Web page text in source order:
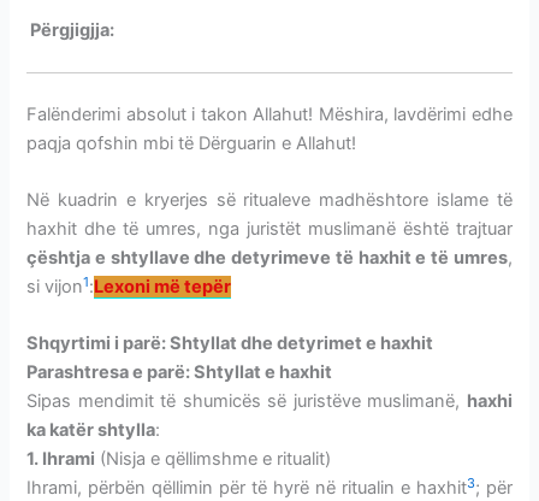
Përgjigjja:
Falënderimi absolut i takon Allahut! Mëshira, lavdërimi edhe
paqja qofshin mbi të Dërguarin e Allahut!
Në kuadrin e kryerjes së ritualeve madhështore islame të
haxhit dhe të umres, nga juristët muslimanë është trajtuar
çështja e shtyllave dhe detyrimeve të haxhit e të umres,
si vijon1:Lexoni më tepër
Shqyrtimi i parë: Shtyllat dhe detyrimet e haxhit
Parashtresa e parë: Shtyllat e haxhit
Sipas mendimit të shumicës së juristëve muslimanë, haxhi
ka katër shtylla:
1. Ihrami (Nisja e qëllimshme e ritualit)
Ihrami, përbën qëllimin për të hyrë në ritualin e haxhit3; për